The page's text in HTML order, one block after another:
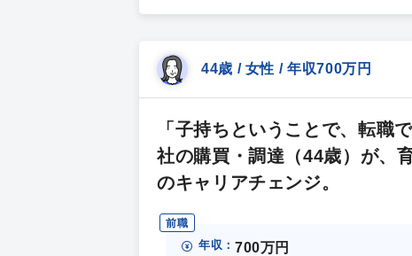
44歳 / 女性 / 年収700万円
「子持ちということで、転職
社の購買・調達（44歳）が、
のキャリアチェンジ。
前職
年収： 700万円